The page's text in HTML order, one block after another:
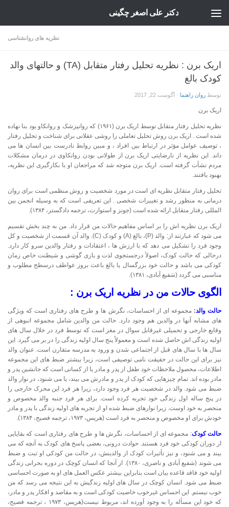
دکتر علی اصغر چگینی
نظریه های روانشناسی
اریک برن : نظریه تحلیل رفتار متقابل (TA) و حالتهای والد
کودک بالغ
توسط روان راهنما · آگوست 22, 2017
اریک برن
نظریه تحلیل رفتار متقابل توسط اریک برن (۱۹۶۱) که روانپزشک و روانکاو بود بنا نهاده
شده است . اریک برن روش تحلیل تعاملی را روشی عقلانی برای شناخت و تحلیل رفتار
، توصیف عوامل مؤثر در ارتباط بین افراد ، و مبین روابط نادرست بین انسان ها می
داند. این نظریه از نارضایتی اریک برن از طولانی بودن روانکاوی در درمان مشکلات
مردم نشأت گرفته است. اریک برن متوجه شد که مراجعان او با بکارگیری این نظریه،
بهبود یافتند.
تحلیل رفتار متقابل نظریه ای است در مورد شخصیت و روش منظمی است برای روان
درمانی به منظور رشد و تغییرات شخصی . این تعریفی است که به وسیله انجمن بین
المللی رفتار متقابل ارائه شده است (جونز و استوارت، ترجمه دادگستر، ۱۳۸۴).
اریک برن نظریه اش را بر اساس مفاهیم حالات من قرار داد. من به چند بخش تقسیم
می شود که عبارتند از: والد (P)، بالغ (A) و کودک (C). والد آن قسمت از شخصیت و کل
وجود فرد را تشکیل می دهد که با ارزش ها ، اعتقادات و رفتار والدین سرو کار دارد.
درحالی که حالت کودک، اصولأ درجستجوی لذت و بازی گوشی و شیطنت خاص زمان
کودکی می باشد و حالت خود بزرگسال یا بالغ باعث بروز عواطف درسطح مطلوب و
مناسبی می گردد (شفیع آبادی، ۱۳۸۱).
الگوی حالات من در نظریه اریک برن :
حالت والد: مجموعه ای از احساسات، نگرش ها و طرح های رفتاری است که ویژگی
های مشابه آنها در والدین هم وجود دارد. حالت من والدین شامل مجموعه انبوهی از
وقایع خارجی و تحمیلی غیرقابل سوال در مغز است که توسط فرد در خلال سال های
اولیه زندگی اش حاصل شده است و معمولاً پنج سال اولیه زندگی را در بر می گیرد. این
سال ها با سال های قبل از اجتماعی شدن و ورود به مدرسه متقارن است. عنوان والد
نیز برای این حالت در حقیقت نامی توصیفی است، زیرا بیشتر ضبط های این مجموعه
اطلاعات، محصول ملاحظات خود طفل از پدر و مادر یا از کسانی است که جانشین پدر و
مادر بوده اند. تمام چیزهایی که کودک از پدر و مادرش می بیند، یا می شنود، در نوار والد
ضبط می شود. والد در شخصیت هر فرد وجود دارد، زیرا هر فرد این محرک خارجی را
در پنج ساله اول زندگی خود تجربه کرده است. برای هر فرد جنبه والد مخصوص و
منحصر به خود اوست. زیرا نوارهای ضبط شده او از تجربه های اولیه زندگی با پدر و مادر
خودش برای او مخصوص و منحصر به فرد است (هریس، ۱۹۷۳، ترجمه فصیح، ۱۳۸۴).
حالت کودک: مجموعه ای از احساسات، نگرش ها و طرح های رفتاری است که بقایایی
از دوران کودکی خود فرد هستند. حوادث درونی، بعضی پاسخ های کودک به آنچه که می
بیند و می شنود، و نیز تأثیرات کودک از والدینش، در حالت من کودکی او ثبت و ضبط
می شوند (شفیع آبادی و ناصری، ۱۳۸۰). از آنجا که انسان کوچک در دوره بحرانی زندگی
اولیه خود فاقد قاعده بیان است بنابراین بیشتر عکس العمل های او به صورت احساسی
ضبط می شود. انسان کوچک در سال های اولیه زندگیش به این نتیجه می رسد که من
خوب نیستم. این احساس غیرخوب خاصیت کودکی است و به مقاصد و افکار پدر و مادر،
که خود این مسأله را به وجود آورده اند، مربوط نیست(هریس، ۱۹۷۳ ، ترجمه فصیح،